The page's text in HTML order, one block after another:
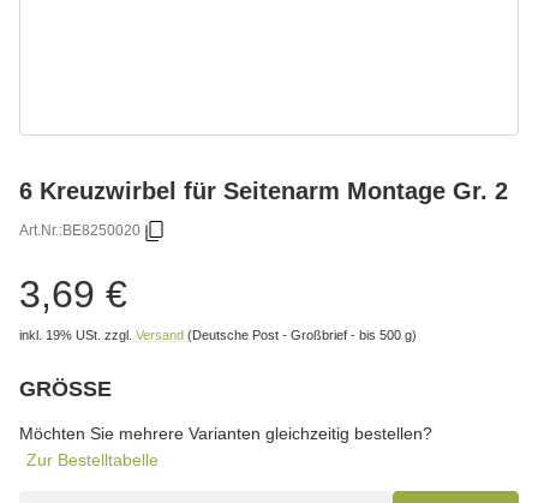
6 Kreuzwirbel für Seitenarm Montage Gr. 2
Art.Nr.:BE8250020
3,69 €
inkl. 19% USt. zzgl. Versand (Deutsche Post - Großbrief - bis 500 g)
GRÖSSE
Möchten Sie mehrere Varianten gleichzeitig bestellen?
Zur Bestelltabelle